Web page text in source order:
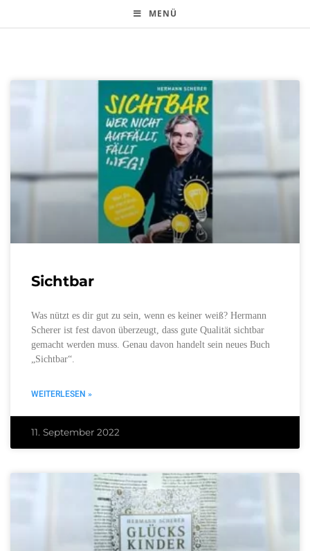
MENÜ
Sichtbar
Was nützt es dir gut zu sein, wenn es keiner weiß? Hermann
Scherer ist fest davon überzeugt, dass gute Qualität sichtbar
gemacht werden muss. Genau davon handelt sein neues Buch
„Sichtbar“.
WEITERLESEN »
11. September 2022